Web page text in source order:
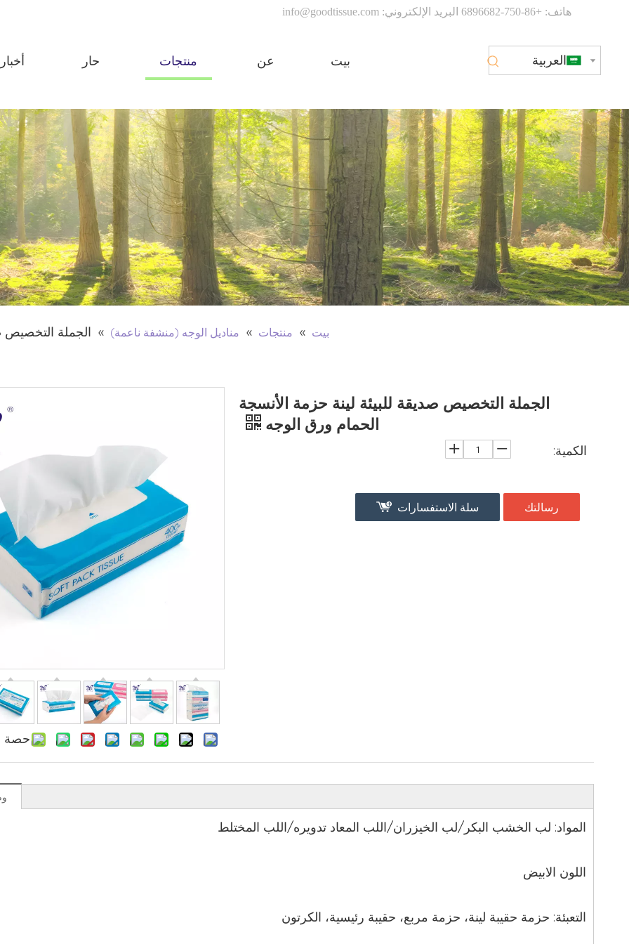
هاتف: +86-750-6896682 البريد الإلكتروني: info@goodtissue.com
بيت عن منتجات حار أخبار العربية
بيت » منتجات » مناديل الوجه (منشفة ناعمة) » الجملة التخصيص
حصة
الجملة التخصيص صديقة للبيئة لينة حزمة الأنسجة
الحمام ورق الوجه
الكمية:
رسالتك سلة الاستفسارات
المواد: لب الخشب البكر/لب الخيزران/اللب المعاد تدويره/اللب المختلط
اللون الابيض
التعبئة: حزمة حقيبة لينة، حزمة مربع، حقيبة رئيسية، الكرتون